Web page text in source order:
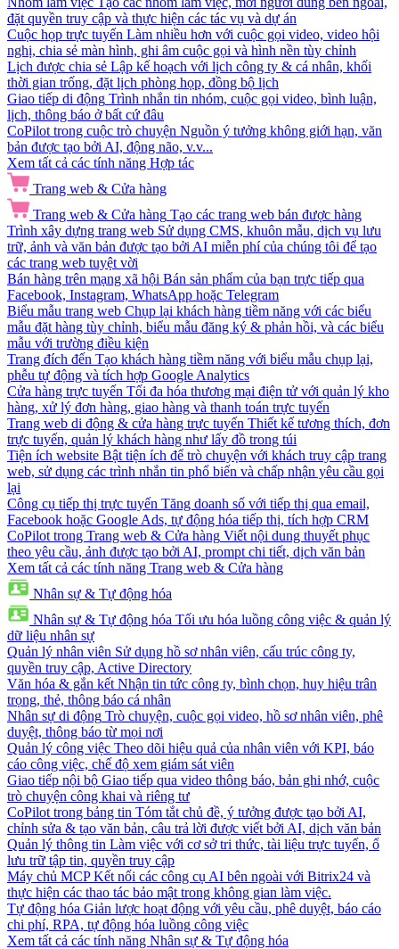
đặt quyền truy cập và thực hiện các tác vụ và dự án
Cuộc họp trực tuyến Làm nhiều hơn với cuộc gọi video, video hội
nghị, chia sẻ màn hình, ghi âm cuộc gọi và hình nền tùy chỉnh
Lịch được chia sẻ Lập kế hoạch với lịch công ty & cá nhân, khối
thời gian trống, đặt lịch phòng họp, đồng bộ lịch
Giao tiếp di động Trình nhắn tin nhóm, cuộc gọi video, bình luận,
lịch, thông báo ở bất cứ đâu
CoPilot trong cuộc trò chuyện Nguồn ý tưởng không giới hạn, văn
bản được tạo bởi AI, động não, v.v...
Xem tất cả các tính năng Hợp tác
Trang web & Cửa hàng
Trang web & Cửa hàng Tạo các trang web bán được hàng
Trình xây dựng trang web Sử dụng CMS, khuôn mẫu, dịch vụ lưu
trữ, ảnh và văn bản được tạo bởi AI miễn phí của chúng tôi để tạo
các trang web tuyệt vời
Bán hàng trên mạng xã hội Bán sản phẩm của bạn trực tiếp qua
Facebook, Instagram, WhatsApp hoặc Telegram
Biểu mẫu trang web Chụp lại khách hàng tiềm năng với các biểu
mẫu đặt hàng tùy chỉnh, biểu mẫu đăng ký & phản hồi, và các biểu
mẫu với trường điều kiện
Trang đích đến Tạo khách hàng tiềm năng với biểu mẫu chụp lại,
phễu tự động và tích hợp Google Analytics
Cửa hàng trực tuyến Tối đa hóa thương mại điện tử với quản lý kho
hàng, xử lý đơn hàng, giao hàng và thanh toán trực tuyến
Trang web di động & cửa hàng trực tuyến Thiết kế tương thích, đơn
trực tuyến, quản lý khách hàng như lấy đồ trong túi
Tiện ích website Bật tiện ích để trò chuyện với khách truy cập trang
web, sử dụng các trình nhắn tin phổ biến và chấp nhận yêu cầu gọi
lại
Công cụ tiếp thị trực tuyến Tăng doanh số với tiếp thị qua email,
Facebook hoặc Google Ads, tự động hóa tiếp thị, tích hợp CRM
CoPilot trong Trang web & Cửa hàng Viết nội dung thuyết phục
theo yêu cầu, ảnh được tạo bởi AI, prompt chi tiết, dịch văn bản
Xem tất cả các tính năng Trang web & Cửa hàng
Nhân sự & Tự động hóa
Nhân sự & Tự động hóa Tối ưu hóa luồng công việc & quản lý
dữ liệu nhân sự
Quản lý nhân viên Sử dụng hồ sơ nhân viên, cấu trúc công ty,
quyền truy cập, Active Directory
Văn hóa & gắn kết Nhận tin tức công ty, bình chọn, huy hiệu trân
trọng, thẻ, thông báo cá nhân
Nhân sự di động Trò chuyện, cuộc gọi video, hồ sơ nhân viên, phê
duyệt, thông báo từ mọi nơi
Quản lý công việc Theo dõi hiệu quả của nhân viên với KPI, báo
cáo công việc, chế độ xem giám sát viên
Giao tiếp nội bộ Giao tiếp qua video thông báo, bản ghi nhớ, cuộc
trò chuyện công khai và riêng tư
CoPilot trong bảng tin Tóm tắt chủ đề, ý tưởng được tạo bởi AI,
chỉnh sửa & tạo văn bản, câu trả lời được viết bởi AI, dịch văn bản
Quản lý thông tin Làm việc với cơ sở tri thức, tài liệu trực tuyến, ổ
lưu trữ tập tin, quyền truy cập
Máy chủ MCP Kết nối các công cụ AI bên ngoài với Bitrix24 và
thực hiện các thao tác bảo mật trong không gian làm việc.
Tự động hóa Giản lược hoạt động với yêu cầu, phê duyệt, báo cáo
chi phí, RPA, tự động hóa luồng công việc
Xem tất cả các tính năng Nhân sự & Tự động hóa